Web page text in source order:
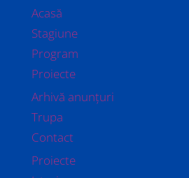
Acasă
Stagiune
Program
Proiecte
Arhivă anunțuri
Trupa
Contact
Proiecte